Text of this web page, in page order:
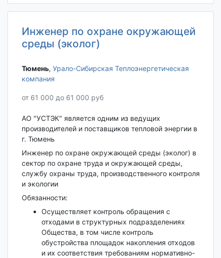
Инженер по охране окружающей
среды (эколог)
Тюмень‎, Урало-Сибирская Теплоэнергетическая
компания
от 61 000 до 61 000 руб
АО "УСТЭК" является одним из ведущих
производителей и поставщиков тепловой энергии в
г. Тюмень
Инженер по охране окружающей среды (эколог) в
сектор по охране труда и окружающей среды,
службу охраны труда, производственного контроля
и экологии
Обязанности:
Осуществляет контроль обращения с
отходами в структурных подразделениях
Общества, в том числе контроль
обустройства площадок накопления отходов
и их соответствия требованиям нормативно-